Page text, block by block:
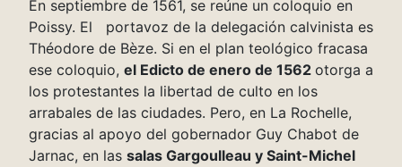
En septiembre de 1561, se reúne un coloquio en
Poissy. El portavoz de la delegación calvinista es
Théodore de Bèze. Si en el plan teológico fracasa
ese coloquio, el Edicto de enero de 1562 otorga a
los protestantes la libertad de culto en los
arrabales de las ciudades. Pero, en La Rochelle,
gracias al apoyo del gobernador Guy Chabot de
Jarnac, en las salas Gargoulleau y Saint-Michel